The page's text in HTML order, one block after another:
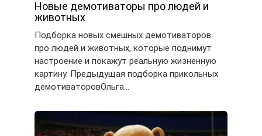
Новые демотиваторы про людей и
животных
Подборка новых смешных демотиваторов
про людей и животных, которые поднимут
настроение и покажут реальную жизненную
картину. Предыдущая подборка прикольных
демотиваторовОльга…